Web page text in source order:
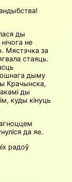
ды
не
Мястэчка за
стаяць.
дыму
Крачынска,
ды
куды кінуць
да яе.
радоў